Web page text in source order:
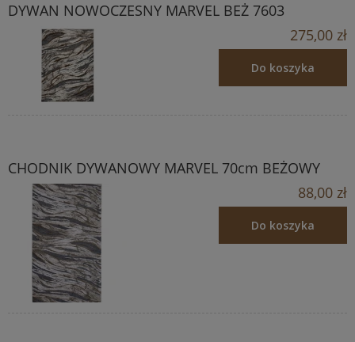
DYWAN NOWOCZESNY MARVEL BEŻ 7603
275,00 zł
Do koszyka
CHODNIK DYWANOWY MARVEL 70cm BEŻOWY
88,00 zł
Do koszyka